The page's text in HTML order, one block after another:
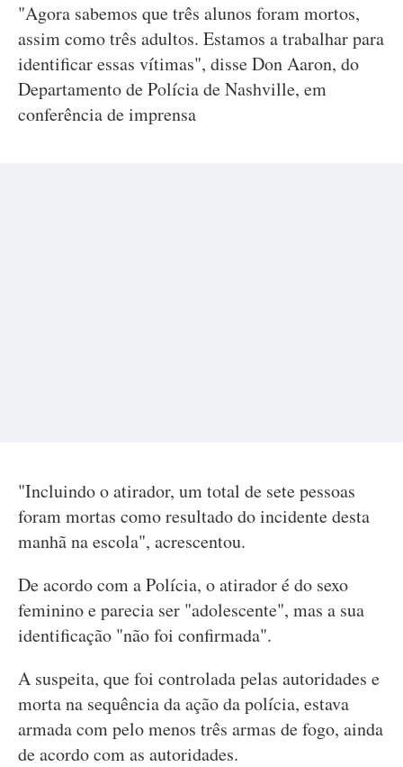
"Agora sabemos que três alunos foram mortos,
assim como três adultos. Estamos a trabalhar para
identificar essas vítimas", disse Don Aaron, do
Departamento de Polícia de Nashville, em
conferência de imprensa
"Incluindo o atirador, um total de sete pessoas
foram mortas como resultado do incidente desta
manhã na escola", acrescentou.
De acordo com a Polícia, o atirador é do sexo
feminino e parecia ser "adolescente", mas a sua
identificação "não foi confirmada".
A suspeita, que foi controlada pelas autoridades e
morta na sequência da ação da polícia, estava
armada com pelo menos três armas de fogo, ainda
de acordo com as autoridades.